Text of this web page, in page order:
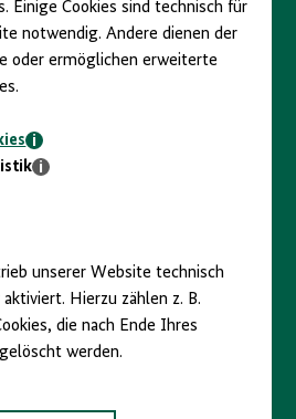
Einige Cookies sind technisch für
notwendig. Andere dienen der
oder ermöglichen erweiterte
unserer Website technisch
Hierzu zählen z. B.
die nach Ende Ihres
werden.